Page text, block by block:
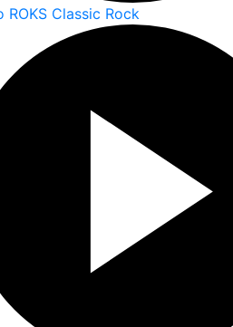
ROKS Classic Rock